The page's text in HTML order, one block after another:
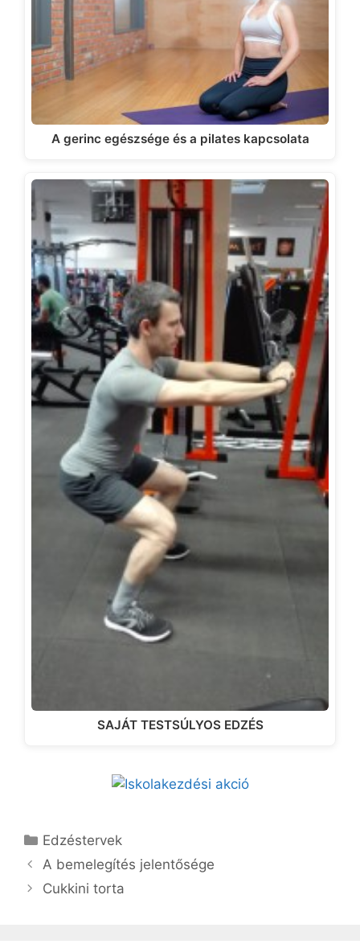
A gerinc egészsége és a pilates kapcsolata
SAJÁT TESTSÚLYOS EDZÉS
Kategória
Edzéstervek
A bemelegítés jelentősége
Cukkini torta